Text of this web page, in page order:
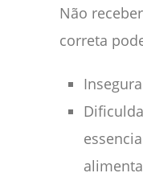
Não
correta